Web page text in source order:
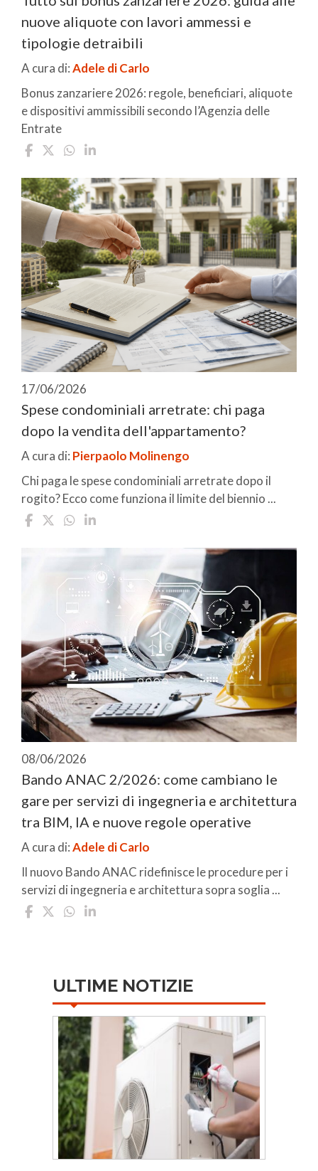
nuove aliquote con lavori ammessi e
tipologie detraibili
A cura di:Adele di Carlo
Bonus zanzariere 2026: regole, beneficiari, aliquote
e dispositivi ammissibili secondo l’Agenzia delle
Entrate
17/06/2026
Spese condominiali arretrate: chi paga
dopo la vendita dell'appartamento?
A cura di: Pierpaolo Molinengo
Chi paga le spese condominiali arretrate dopo il
rogito? Ecco come funziona il limite del biennio ...
08/06/2026
Bando ANAC 2/2026: come cambiano le
gare per servizi di ingegneria e architettura
tra BIM, IA e nuove regole operative
A cura di:Adele di Carlo
Il nuovo Bando ANAC ridefinisce le procedure per i
servizi di ingegneria e architettura sopra soglia ...
ULTIME NOTIZIE